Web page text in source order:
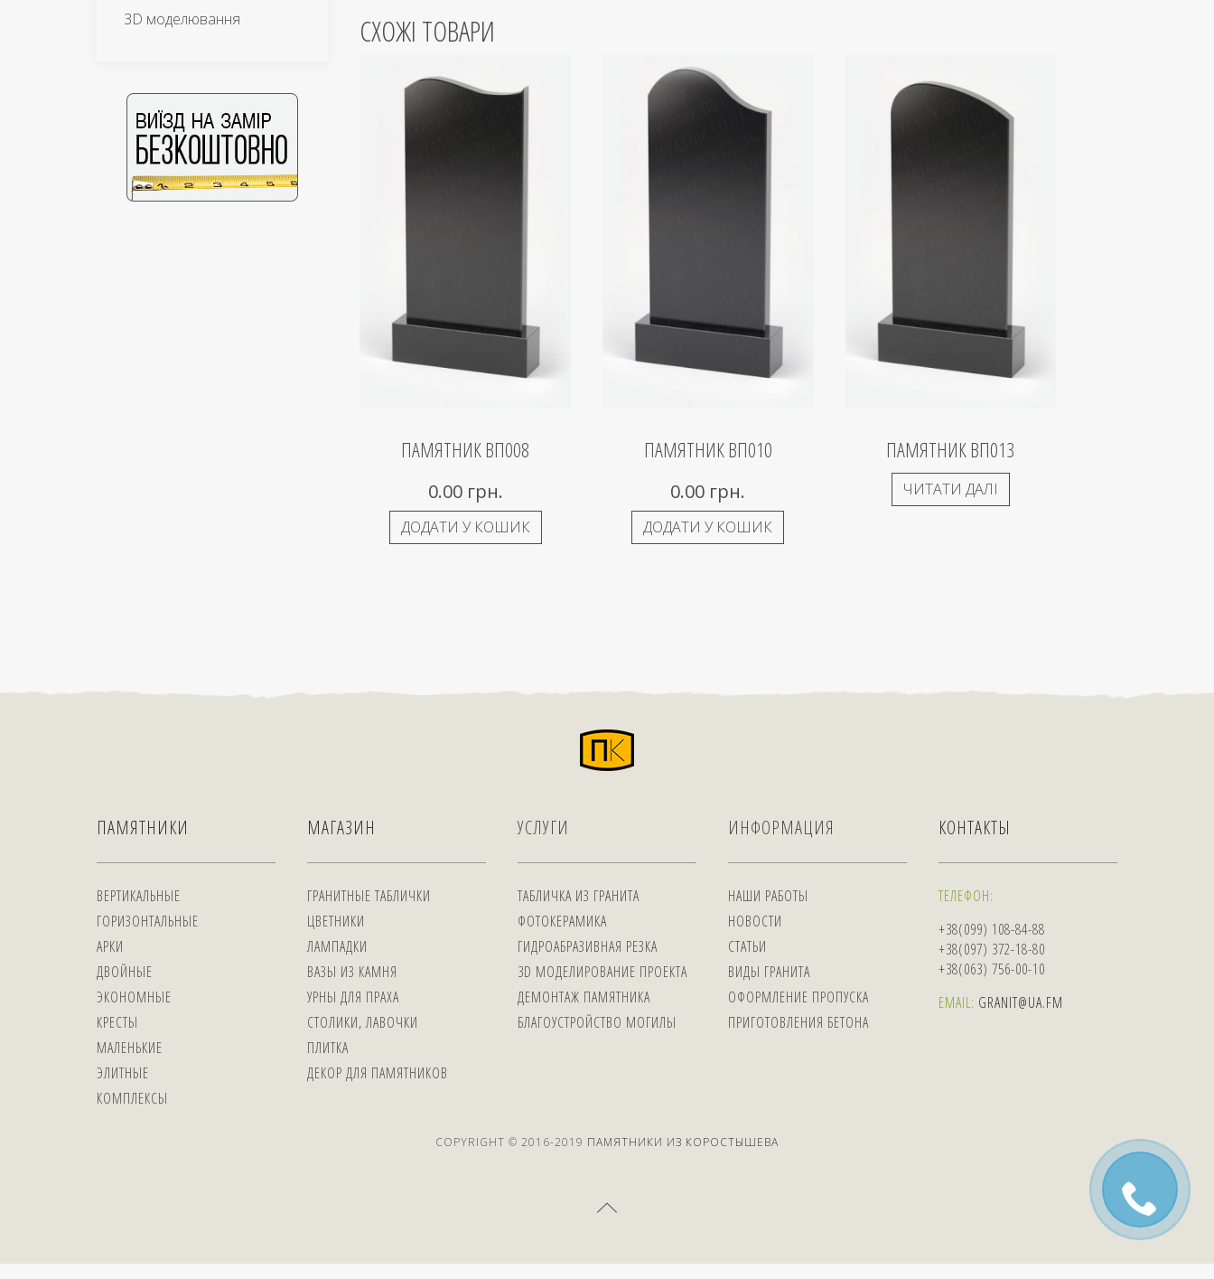
СХОЖІ ТОВАРИ
ПАМЯТНИК ВП008
0.00 грн.
ДОДАТИ У КОШИК
ПАМЯТНИК ВП010
0.00 грн.
ДОДАТИ У КОШИК
ПАМЯТНИК ВП013
ЧИТАТИ ДАЛІ
3D моделювання
ПАМЯТНИКИ
ВЕРТИКАЛЬНЫЕ
ГОРИЗОНТАЛЬНЫЕ
АРКИ
ДВОЙНЫЕ
ЭКОНОМНЫЕ
КРЕСТЫ
МАЛЕНЬКИЕ
ЭЛИТНЫЕ
КОМПЛЕКСЫ
МАГАЗИН
ГРАНИТНЫЕ ТАБЛИЧКИ
ЦВЕТНИКИ
ЛАМПАДКИ
ВАЗЫ ИЗ КАМНЯ
УРНЫ ДЛЯ ПРАХА
СТОЛИКИ, ЛАВОЧКИ
ПЛИТКА
ДЕКОР ДЛЯ ПАМЯТНИКОВ
УСЛУГИ
ТАБЛИЧКА ИЗ ГРАНИТА
ФОТОКЕРАМИКА
ГИДРОАБРАЗИВНАЯ РЕЗКА
3D МОДЕЛИРОВАНИЕ ПРОЕКТА
ДЕМОНТАЖ ПАМЯТНИКА
БЛАГОУСТРОЙСТВО МОГИЛЫ
ИНФОРМАЦИЯ
НАШИ РАБОТЫ
НОВОСТИ
СТАТЬИ
ВИДЫ ГРАНИТА
ОФОРМЛЕНИЕ ПРОПУСКА
ПРИГОТОВЛЕНИЯ БЕТОНА
КОНТАКТЫ
ТЕЛЕФОН:
+38(099) 108-84-88
+38(097) 372-18-80
+38(063) 756-00-10
EMAIL: GRANIT@UA.FM
COPYRIGHT © 2016-2019 ПАМЯТНИКИ ИЗ КОРОСТЫШЕВА